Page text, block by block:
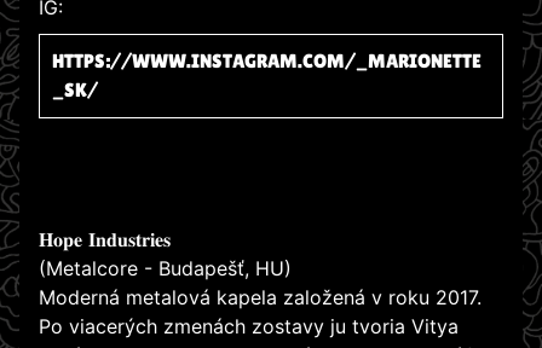
IG:
HTTPS://WWW.INSTAGRAM.COM/_MARIONETTE
_SK/
𝐇𝐨𝐩𝐞 𝐈𝐧𝐝𝐮𝐬𝐭𝐫𝐢𝐞𝐬
(Metalcore - Budapešť, HU)
Moderná metalová kapela založená v roku 2017.
Po viacerých zmenách zostavy ju tvoria Vitya